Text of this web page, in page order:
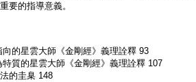
要的指導意義。
的星雲大師《金剛經》義理詮釋 93
質的星雲大師《金剛經》義理詮釋 107
的圭臬 148